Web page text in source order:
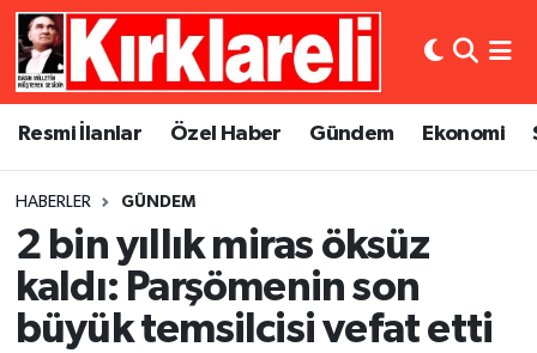
Resmi İlanlar Özel Haber Gündem Ekonomi
HABERLER GÜNDEM
2 bin yıllık miras öksüz
kaldı: Parşömenin son
büyük temsilcisi vefat etti
Resmi İlanlar
Gündem
Ekonomi
Siyaset
Asayiş
Dünya
Eğitim
Kültür Sanat
Künye
Gizlilik Sözleşmesi
Merkez Nöbetçi Eczaneler
Merkez Trafik Yoğunluk Haritası
Süper Lig Puan Durumu ve Fikstür
Tüm Manşetler